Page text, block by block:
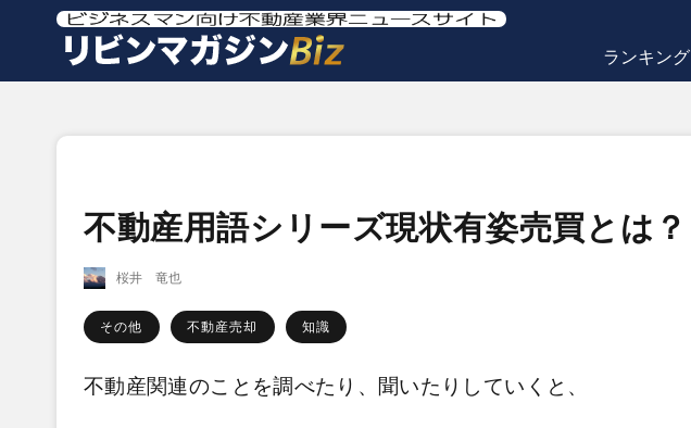
ランキング
不動産用語シリーズ現状有姿売買とは？
桜井 竜也
その他 不動産売却 知識
不動産関連のことを調べたり、聞いたりしていくと、